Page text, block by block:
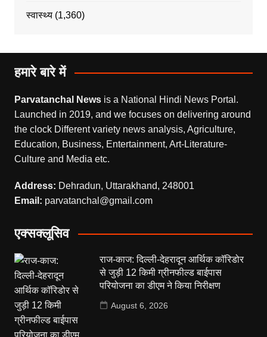
स्वास्थ्य(1,360)
हमारे बारे में
Parvatanchal Newsis a National Hindi News Portal.
Launched in 2019, and we focuses on delivering around
the clock Different variety news analysis, Agriculture,
Education, Business, Entertainment, Art-Literature-
Culture and Media etc.
Address: Dehradun, Uttarakhand, 248001
Email: parvatanchal@gmail.com
एक्सक्लूसिव
राज-काज: दिल्ली-देहरादून आर्थिक कॉरिडोर
से जुड़ी 12 किमी ग्रीनफील्ड बाईपास
परियोजना का डीएम ने किया निरीक्षण
August 6, 2026